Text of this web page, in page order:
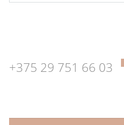
+375 29 751 66 03